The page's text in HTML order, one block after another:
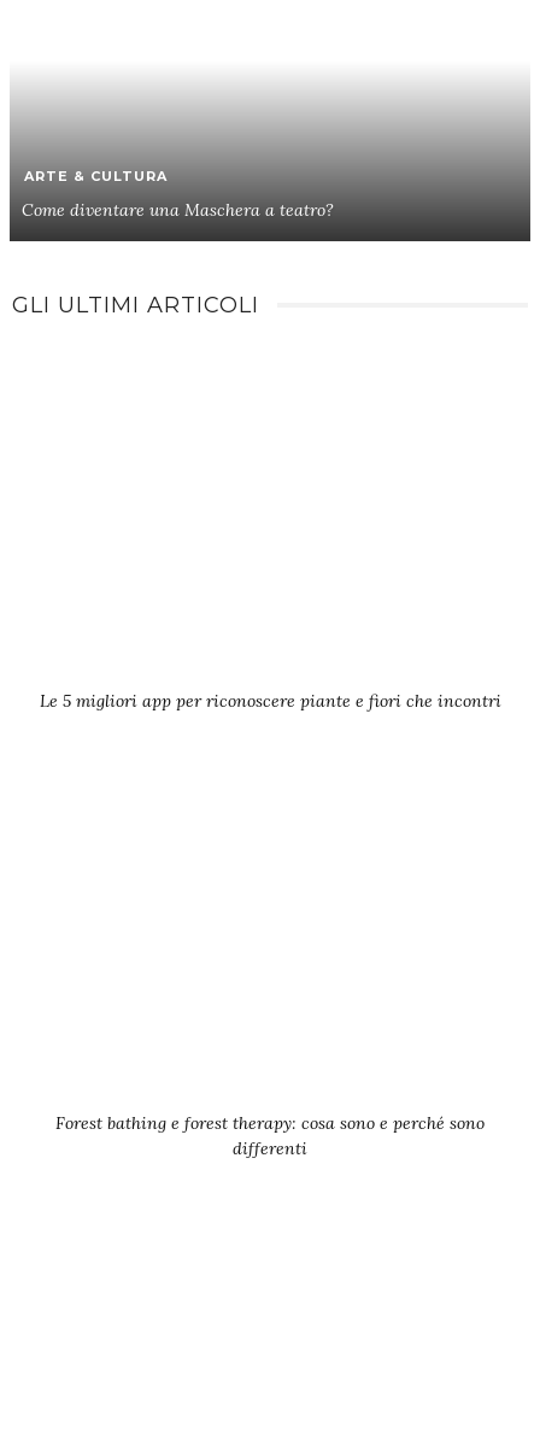
ARTE & CULTURA
Come diventare una Maschera a teatro?
GLI ULTIMI ARTICOLI
Le 5 migliori app per riconoscere piante e fiori che incontri
Forest bathing e forest therapy: cosa sono e perché sono
differenti